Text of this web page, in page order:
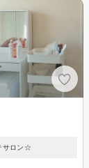
サロン☆